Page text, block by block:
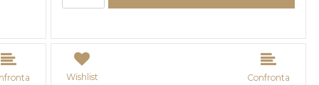
Wishlist Confronta